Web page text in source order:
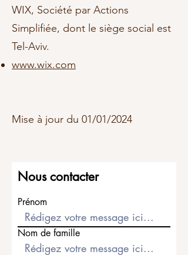
WIX, Société par Actions
Simplifiée, dont le siège social est
Tel-Aviv.
www.wix.com
Mise à jour du 01/01/2024
Nous contacter
Prénom
Nom de famille